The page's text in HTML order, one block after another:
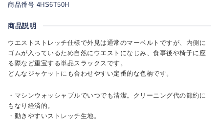
商品番号 4HS6T50H
商品説明
ウエストストレッチ仕様で外見は通常のマーベルトですが、内側に
ゴムが入っているため自然にウエストになじみ、食事後や椅子に座
る際など重宝する単品スラックスです。
どんなジャケットにも合わせやすい定番的な色柄です。
・マシンウォッシャブルでいつでも清潔。クリーニング代の節約に
もなり経済的。
・動きやすいストレッチ生地。